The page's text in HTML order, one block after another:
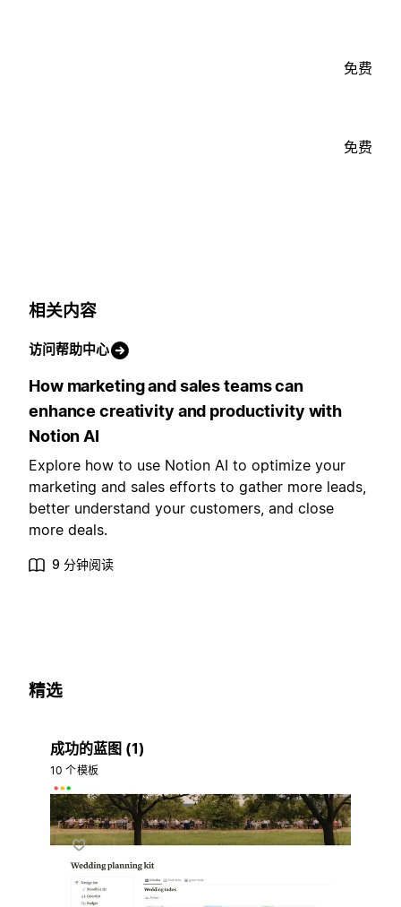
免费
免费
相关内容
访问帮助中心
How marketing and sales teams can
enhance creativity and productivity with
Notion AI
Explore how to use Notion AI to optimize your
marketing and sales efforts to gather more leads,
better understand your customers, and close
more deals.
9 分钟阅读
精选
成功的蓝图 (1)
10 个模板